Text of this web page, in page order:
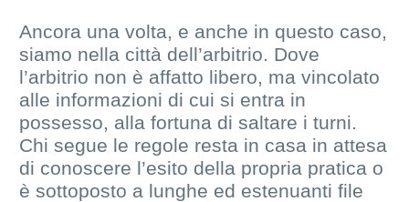
Ancora una volta, e anche in questo caso,
siamo nella città dell’arbitrio. Dove
l’arbitrio non è affatto libero, ma vincolato
alle informazioni di cui si entra in
possesso, alla fortuna di saltare i turni.
Chi segue le regole resta in casa in attesa
di conoscere l’esito della propria pratica o
è sottoposto a lunghe ed estenuanti file